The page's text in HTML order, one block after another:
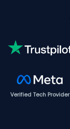
Verified Tech Provider